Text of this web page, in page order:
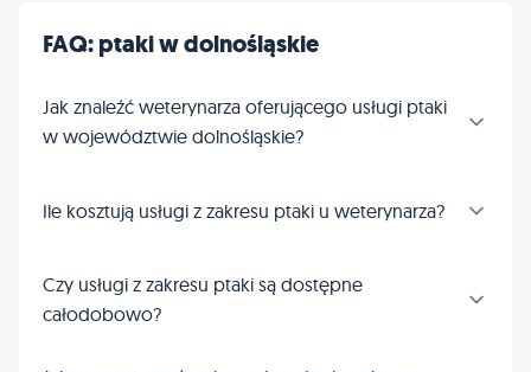
FAQ: ptaki w dolnośląskie
Jak znaleźć weterynarza oferującego usługi ptaki
w województwie dolnośląskie?
Ile kosztują usługi z zakresu ptaki u weterynarza?
Czy usługi z zakresu ptaki są dostępne
całodobowo?